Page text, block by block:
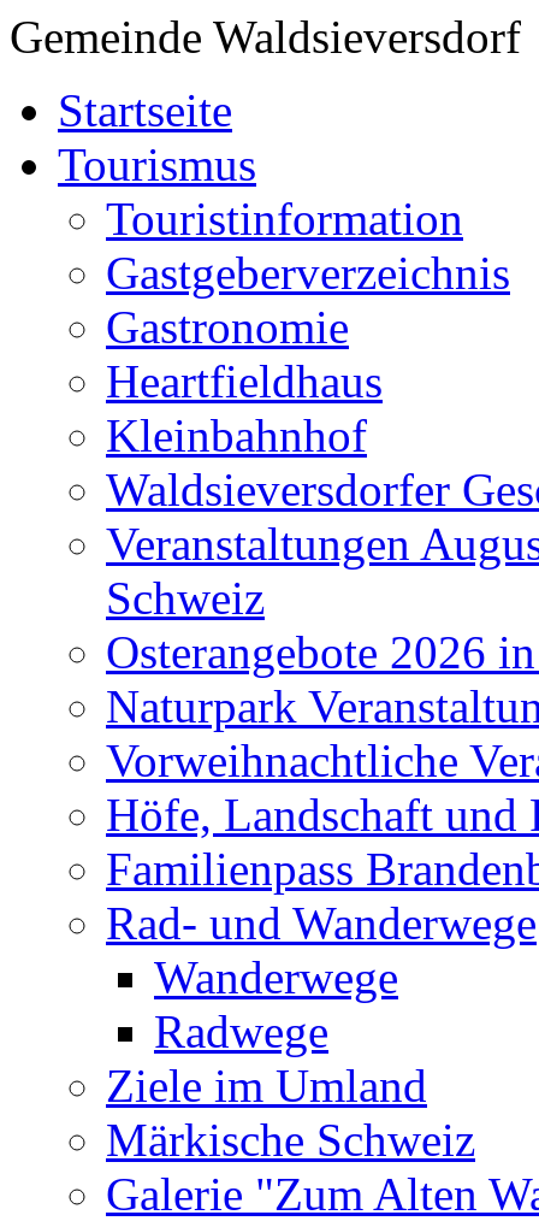
Gemeinde Waldsieversdorf
Startseite
Tourismus
Touristinformation
Gastgeberverzeichnis
Gastronomie
Heartfieldhaus
Kleinbahnhof
Waldsieversdorfer
Veranstaltungen
Schweiz
Osterangebote 2026
Naturpark
Vorweihnachtliche
Höfe, Landschaft und
Familienpass
Rad- und Wanderwege
Wanderwege
Radwege
Ziele im Umland
Märkische Schweiz
Galerie "Zum Alten